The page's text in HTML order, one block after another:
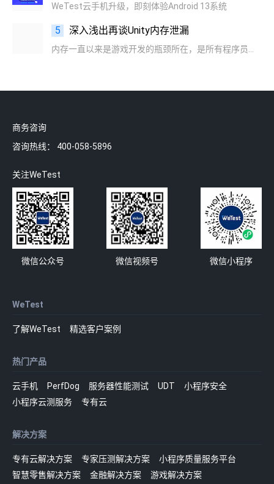
WeTest云手机升级，即刻体验Android 13系统
5 深入浅出再谈Unity内存泄漏
内存一直以来是游戏开发的瓶颈所在，是所有程序员的必争之地！
商务咨询
咨询热线：
400-058-5896
关注WeTest
微信公众号 微信视频号 微信小程序
WeTest
了解WeTest 精选客户案例
热门产品
云手机 PerfDog 服务器性能测试 UDT
小程序安全
小程序云测服务
专有云
解决方案
专有云解决方案 专家压测解决方案
小程序质量服务平台
智慧零售解决方案
金融解决方案 游戏解决方案